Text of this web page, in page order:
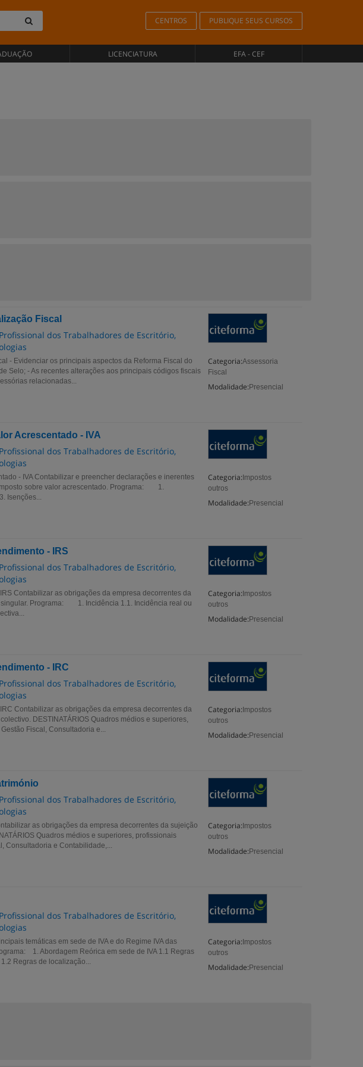
CENTROS PUBLIQUE SEUS CURSOS
LICENCIATURA EFA - CEF
Fiscal
dos Trabalhadores de Escritório,
Categoria:Assessoria
Fiscal
Modalidade: Presencial
- Evidenciar os principais aspectos da Reforma Fiscal do
Selo; - As recentes alterações aos principais códigos fiscais
relacionadas...
Acrescentado - IVA
dos Trabalhadores de Escritório,
Categoria: Impostos
outros
Modalidade: Presencial
- IVA Contabilizar e preencher declarações e inerentes
sobre valor acrescentado. Programa: 1.
Isenções...
- IRS
dos Trabalhadores de Escritório,
Categoria: Impostos
outros
Modalidade: Presencial
Contabilizar as obrigações da empresa decorrentes da
singular. Programa: 1. Incidência 1.1. Incidência real ou
- IRC
dos Trabalhadores de Escritório,
Categoria: Impostos
outros
Modalidade: Presencial
Contabilizar as obrigações da empresa decorrentes da
DESTINATÁRIOS Quadros médios e superiores,
Fiscal, Consultadoria e...
dos Trabalhadores de Escritório,
Categoria: Impostos
outros
Modalidade: Presencial
as obrigações da empresa decorrentes da sujeição
Quadros médios e superiores, profissionais
Consultadoria e Contabilidade,...
dos Trabalhadores de Escritório,
Categoria: Impostos
outros
Modalidade: Presencial
temáticas em sede de IVA e do Regime IVA das
1. Abordagem Reórica em sede de IVA 1.1 Regras
Regras de localização...